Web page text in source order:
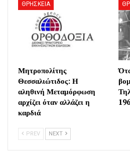
ΘΡΗΣΚΕΙΑ
Μητροπολίτης
Θεσσαλιώτιδος: Η
αληθινή Μεταμόρφωση
αρχίζει όταν αλλάζει η
καρδιά
PREV NEXT